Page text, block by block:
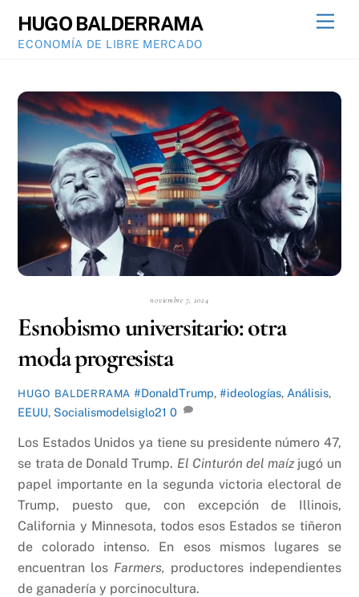
content
HUGO BALDERRAMA
ECONOMÍA DE LIBRE MERCADO
noviembre 7, 2024
Esnobismo universitario: otra
moda progresista
HUGO BALDERRAMA #DonaldTrump,#ideologías, Análisis,
EEUU, Socialismodelsiglo21 0
Los Estados Unidos ya tiene su presidente número 47,
se trata de Donald Trump. El Cinturón del maízjugó un
papel importante en la segunda victoria electoral de
Trump, puesto que, con excepción de Illinois,
California y Minnesota, todos esos Estados se tiñeron
de colorado intenso. En esos mismos lugares se
encuentran los Farmers, productores independientes
de ganadería y porcinocultura.